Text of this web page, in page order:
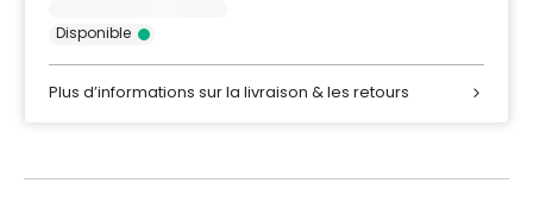
Disponible
Plus d’informations sur la livraison & les retours